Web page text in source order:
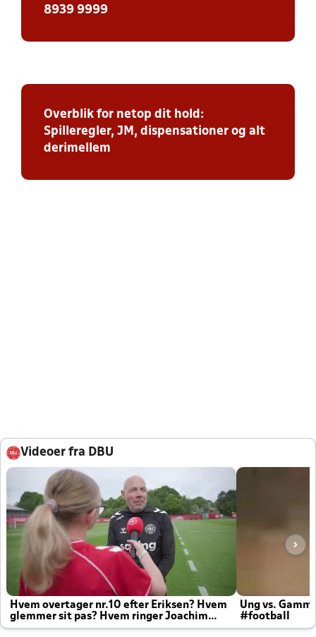
8939 9999
Overblik for netop dit hold:
Spilleregler, JM, dispensationer og alt
derimellem
Videoer fra DBU
Hvem overtager nr.10 efter Eriksen? Hvem
glemmer sit pas? Hvem ringer Joachim
altid til efter kampe?
Ung vs.
#football